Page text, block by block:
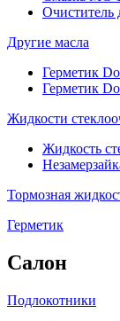
Очиститель
Другие масла
Герметик
Герметик
Жидкости
Жидкость
Тормозная
Герметик
Салон
Подлокотники